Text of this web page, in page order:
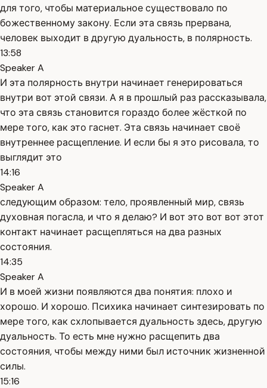
для того, чтобы материальное существовало по
божественному закону. Если эта связь прервана,
человек выходит в другую дуальность, в полярность.
13:58
Speaker A
И эта полярность внутри начинает генерироваться
внутри вот этой связи. А я в прошлый раз рассказывала,
что эта связь становится гораздо более жёсткой по
мере того, как это гаснет. Эта связь начинает своё
внутреннее расщепление. И если бы я это рисовала, то
выглядит это
14:16
Speaker A
следующим образом: тело, проявленный мир, связь
духовная погасла, и что я делаю? И вот это вот вот этот
контакт начинает расщепляться на два разных
состояния.
14:35
Speaker A
И в моей жизни появляются два понятия: плохо и
хорошо. И хорошо. Психика начинает синтезировать по
мере того, как схлопывается дуальность здесь, другую
дуальность. То есть мне нужно расщепить два
состояния, чтобы между ними был источник жизненной
силы.
15:16